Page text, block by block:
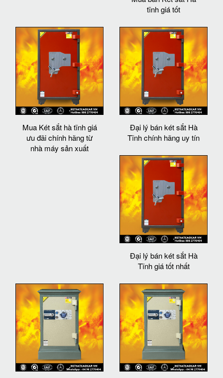
tĩnh giá tốt
Mua Két sắt hà tĩnh giá
ưu đãi chính hãng từ
nhà máy sản xuất
Đại lý bán két sắt Hà
Tĩnh chính hãng uy tín
Đại lý bán két sắt Hà
Tĩnh giá tốt nhất